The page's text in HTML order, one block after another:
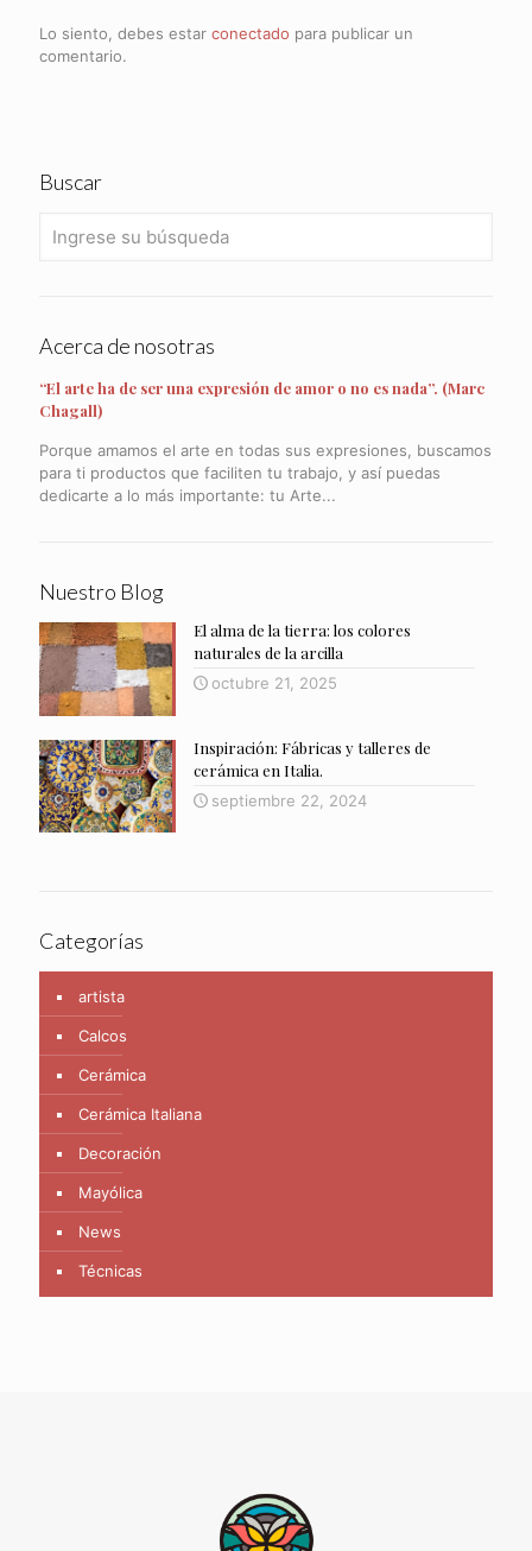
Lo siento, debes estar conectado para publicar un
comentario.
Buscar
Acerca de nosotras
“El arte ha de ser una expresión de amor o no es nada”. (Marc
Chagall)
Porque amamos el arte en todas sus expresiones, buscamos
para ti productos que faciliten tu trabajo, y así puedas
dedicarte a lo más importante: tu Arte...
Nuestro Blog
El alma de la tierra: los colores
naturales de la arcilla
octubre 21, 2025
Inspiración: Fábricas y talleres de
cerámica en Italia.
septiembre 22, 2024
Categorías
artista
Calcos
Cerámica
Cerámica Italiana
Decoración
Mayólica
News
Técnicas